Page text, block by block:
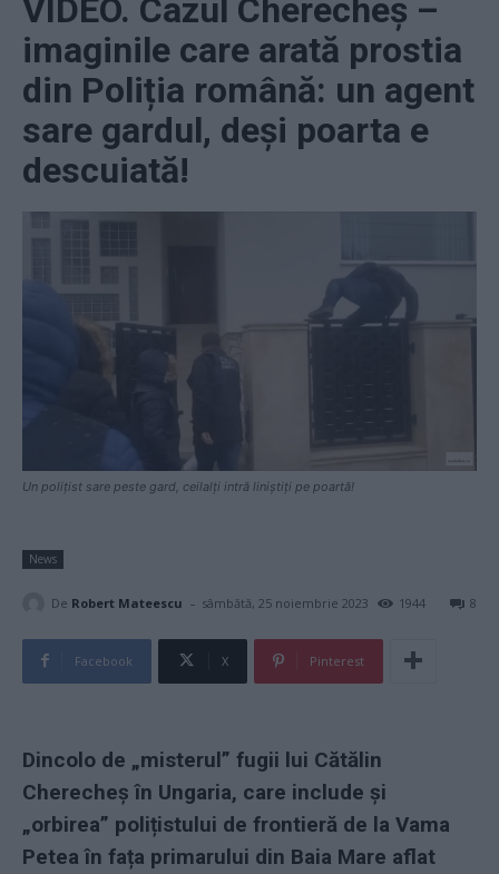
VIDEO. Cazul Cherecheș –
imaginile care arată prostia
din Poliția română: un agent
sare gardul, deși poarta e
descuiată!
Un polițist sare peste gard, ceilalți intră liniștiți pe poartă!
News
De Robert Mateescu - sâmbătă, 25 noiembrie 2023 8
1944
Facebook X Pinterest
Dincolo de „misterul” fugii lui Cătălin
Cherecheș în Ungaria, care include și
„orbirea” polițistului de frontieră de la Vama
Petea în fața primarului din Baia Mare aflat